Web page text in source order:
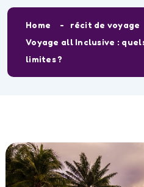
Home
récit de voyage
Voyage all Inclusive :
limites ?